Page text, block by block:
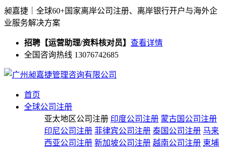
昶嘉捷｜全球60+国家离岸公司注册、离岸银行开户与海外企
业服务解决方案
招聘【运营助理/资料核对员】 查看详情
全国咨询热线 13076742685
首页
全球公司注册
亚太地区公司注册 印度公司注册 蒙古国公司注册
印尼公司注册 菲律宾公司注册 泰国公司注册 马来
西亚公司注册 新加坡公司注册 越南公司注册 柬埔